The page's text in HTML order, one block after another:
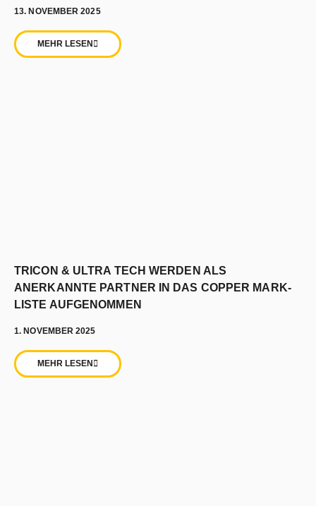
13. NOVEMBER 2025
MEHR LESEN
TRICON & ULTRA TECH WERDEN ALS
ANERKANNTE PARTNER IN DAS COPPER MARK-
LISTE AUFGENOMMEN
1. NOVEMBER 2025
MEHR LESEN